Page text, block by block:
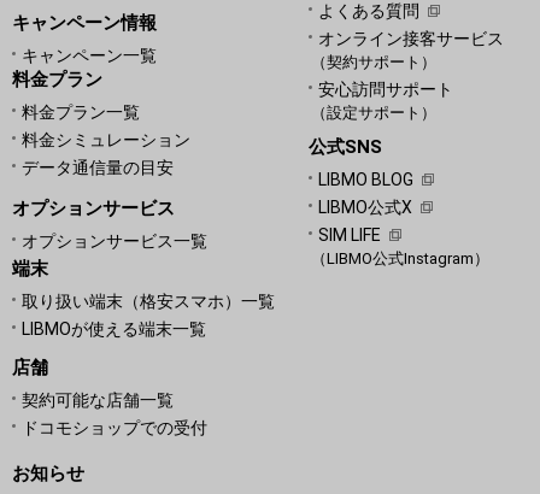
キャンペーン情報
キャンペーン一覧
料金プラン
料金プラン一覧
料金シミュレーション
データ通信量の目安
オプションサービス
オプションサービス一覧
端末
取り扱い端末（格安スマホ）一覧
LIBMOが使える端末一覧
店舗
契約可能な店舗一覧
ドコモショップでの受付
よくある質問
オンライン接客サービス
（契約サポート）
安心訪問サポート
（設定サポート）
公式SNS
LIBMO BLOG
LIBMO公式X
SIM LIFE
（LIBMO公式Instagram）
お知らせ